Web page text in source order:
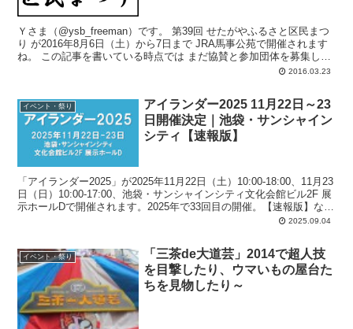
Ｙさま（@ysb_freeman）です。 第39回 せたがやふるさと区民まつ
り が2016年8月6日（土）から7日まで JRA馬事公苑で開催されます
ね。 この記事を書いている時点では まだ協賛と参加団体を募集し
2016.03.23
イベント・祭り
アイランダー2025 11月22日～23
日開催決定｜池袋・サンシャイン
シティ【速報版】
「アイランダー2025」が2025年11月22日（土）10:00-18:00、11月23
日（日）10:00-17:00、池袋・サンシャインシティ文化会館ビル2F 展
示ホールDで開催されます。2025年で33回目の開催。【速報版】なの
で判明しているのは簡易な内容のみですがいろいろアップしておきま
2025.09.04
イベント・祭り
「三茶de大道芸」2014で超人技
を目撃したり、ウマいもの屋台た
ちを見物したり～